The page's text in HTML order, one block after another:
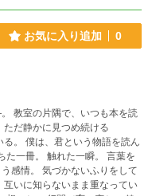
最後ま
，習慣なのか，それとも別の
に丸印をつける。1つ，取って
，義務ではない。変われない
。その事実を，この物語は，
お気に入り追加 0
読
ふりをして